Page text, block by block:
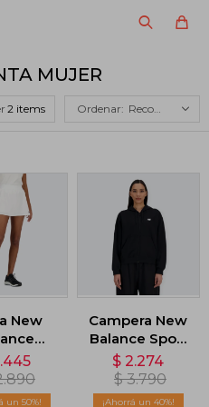
MUJER
Recomendados
New
-
50
Campera New
Balance Sport
Essentials -
Negro
$ 2.274
$ 3.790
40